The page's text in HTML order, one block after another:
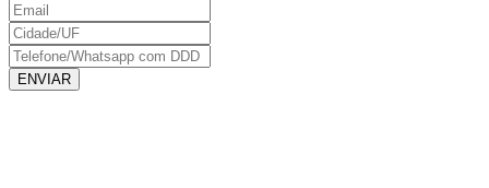
ENVIAR